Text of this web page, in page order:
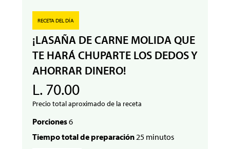
RECETA DEL DÍA
¡LASAÑA DE CARNE MOLIDA QUE
TE HARÁ CHUPARTE LOS DEDOS Y
AHORRAR DINERO!
L. 70.00
Precio total aproximado de la receta
Porciones6
Tiempo total de preparación25 minutos